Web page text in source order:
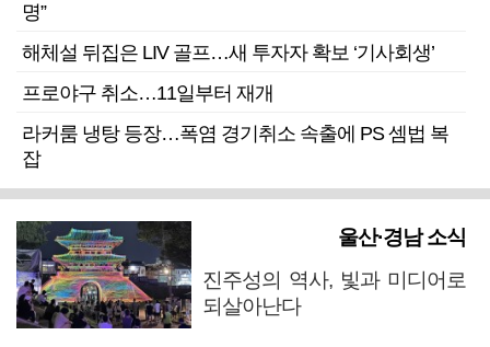
명”
해체설 뒤집은 LIV 골프…새 투자자 확보 ‘기사회생’
프로야구 취소…11일부터 재개
라커룸 냉탕 등장…폭염 경기취소 속출에 PS 셈법 복
잡
울산·경남 소식
진주성의 역사, 빛과 미디어로
되살아난다